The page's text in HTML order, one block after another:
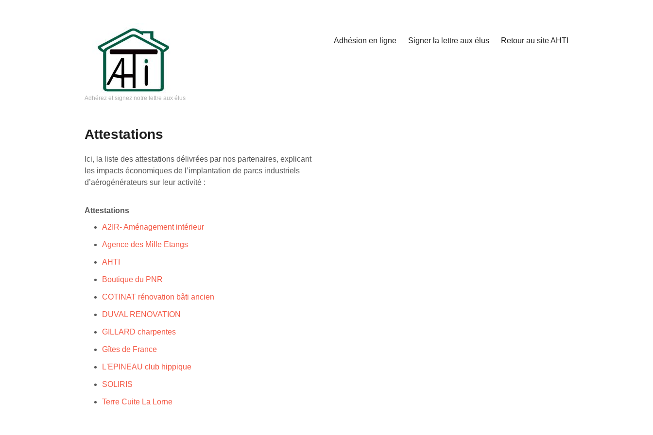
principal
Adhérez et signez notre lettre aux élus
Adhésion en ligne Signer la lettre aux élus Retour au site AHTI
Attestations
Ici, la liste des attestations délivrées par nos partenaires, explicant
les impacts économiques de l’implantation de parcs industriels
d’aérogénérateurs sur leur activité :
Attestations
A2IR- Aménagement intérieur
Agence des Mille Etangs
AHTI
Boutique du PNR
COTINAT rénovation bâti ancien
DUVAL RENOVATION
GILLARD charpentes
Gîtes de France
L'EPINEAU club hippique
SOLIRIS
Terre Cuite La Lorne